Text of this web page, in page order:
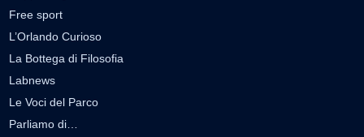
Free sport
L’Orlando Curioso
La Bottega di Filosofia
Labnews
Le Voci del Parco
Parliamo di…